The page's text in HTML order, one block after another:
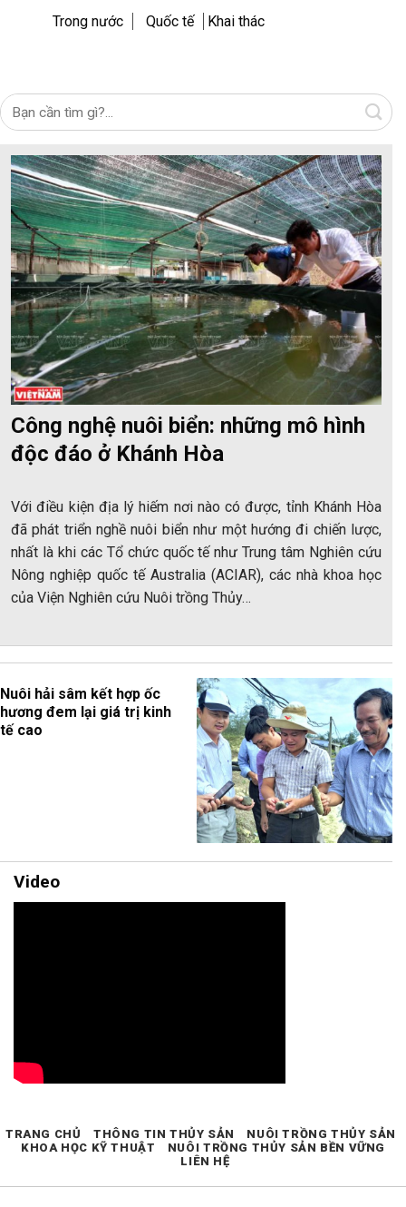
Trong nước Quốc tế Khai thác
Công nghệ nuôi biển: những mô hình
độc đáo ở Khánh Hòa
Với điều kiện địa lý hiếm nơi nào có được, tỉnh Khánh Hòa
đã phát triển nghề nuôi biển như một hướng đi chiến lược,
nhất là khi các Tổ chức quốc tế như Trung tâm Nghiên cứu
Nông nghiệp quốc tế Australia (ACIAR), các nhà khoa học
của Viện Nghiên cứu Nuôi trồng Thủy…
Nuôi hải sâm kết hợp ốc
hương đem lại giá trị kinh
tế cao
Video
TRANG CHỦ THÔNG TIN THỦY SẢN
NUÔI TRỒNG THỦY SẢN
KHOA HỌC KỸ THUẬT
NUÔI TRỒNG THỦY SẢN BỀN VỮNG
LIÊN HỆ